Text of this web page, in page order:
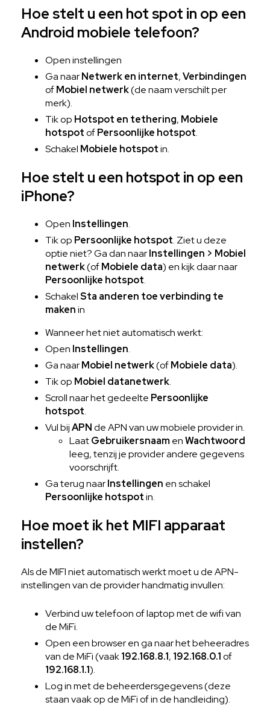
Hoe stelt u een hot spot in op een
Android mobiele telefoon?
Open instellingen
Ga naarNetwerk en internet,Verbindingen
ofMobiel netwerk(de naam verschilt per
merk).
Tik op Hotspot en tethering, Mobiele
hotspotofPersoonlijke hotspot.
Schakel Mobiele hotspotin.
Hoe stelt u een hotspot in op een
iPhone?
Open Instellingen.
Tik op Persoonlijke hotspot. Ziet u deze
optie niet? Ga dan naarInstellingen > Mobiel
netwerk(ofMobiele data) en kijk daar naar
Persoonlijke hotspot.
SchakelSta anderen toe verbinding te
makenin
Wanneer het niet automatisch werkt:
Open Instellingen.
Ga naarMobiel netwerk(ofMobiele data).
Tik op Mobiel datanetwerk.
Scroll naar het gedeelte Persoonlijke
hotspot.
Vul bijAPNde APN van uw mobiele provider in.
LaatGebruikersnaamenWachtwoord
leeg, tenzij je provider andere gegevens
voorschrijft.
Ga terug naarInstellingen en schakel
Persoonlijke hotspotin.
Hoe moet ik het MIFI apparaat
instellen?
Als de MIFI niet automatisch werkt moet u de APN-
instellingen van de provider handmatig invullen:
Verbind uw telefoon of laptop met de wifi van
de MiFi.
Open een browser en ga naar het beheeradres
van de MiFi (vaak192.168.8.1, 192.168.0.1of
192.168.1.1).
Log in met de beheerdersgegevens (deze
staan vaak op de MiFi of in de handleiding).